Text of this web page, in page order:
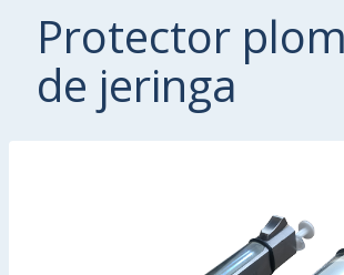
Protector
de jeringa